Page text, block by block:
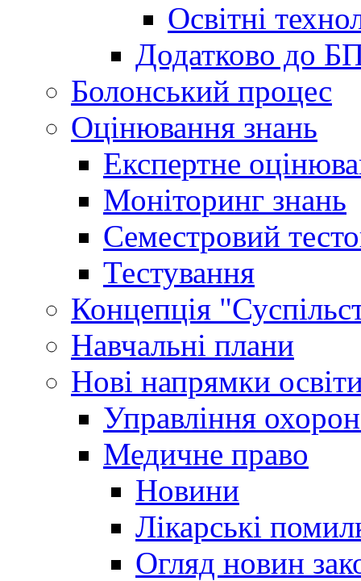
Освітні
Додатково до
Болонський процес
Оцінювання знань
Експертне
Моніторинг знань
Семестровий
Тестування
Концепція
Навчальні плани
Нові напрямки
Управління
Медичне право
Новини
Лікарські
Огляд новин